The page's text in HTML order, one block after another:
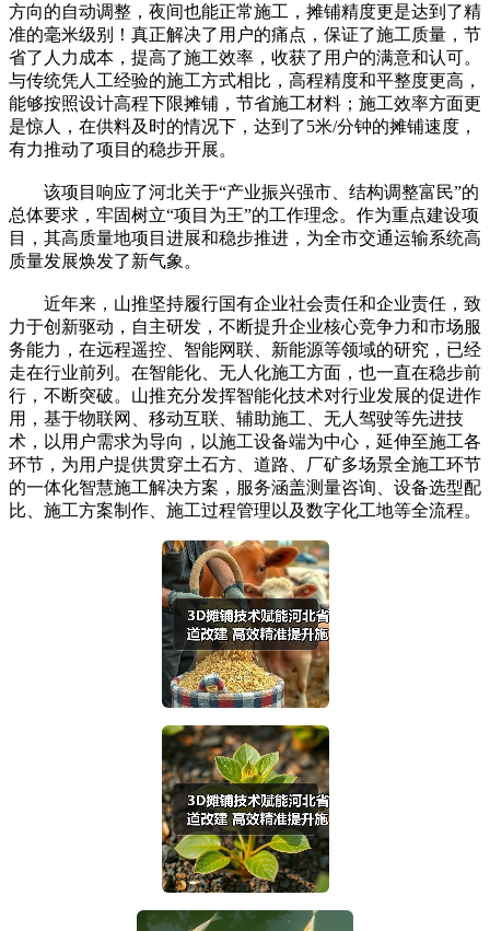
方向的自动调整，夜间也能正常施工，摊铺精度更是达到了精
准的毫米级别！真正解决了用户的痛点，保证了施工质量，节
省了人力成本，提高了施工效率，收获了用户的满意和认可。
与传统凭人工经验的施工方式相比，高程精度和平整度更高，
能够按照设计高程下限摊铺，节省施工材料；施工效率方面更
是惊人，在供料及时的情况下，达到了5米/分钟的摊铺速度，
有力推动了项目的稳步开展。
该项目响应了河北关于“产业振兴强市、结构调整富民”的
总体要求，牢固树立“项目为王”的工作理念。作为重点建设项
目，其高质量地项目进展和稳步推进，为全市交通运输系统高
质量发展焕发了新气象。
近年来，山推坚持履行国有企业社会责任和企业责任，致
力于创新驱动，自主研发，不断提升企业核心竞争力和市场服
务能力，在远程遥控、智能网联、新能源等领域的研究，已经
走在行业前列。在智能化、无人化施工方面，也一直在稳步前
行，不断突破。山推充分发挥智能化技术对行业发展的促进作
用，基于物联网、移动互联、辅助施工、无人驾驶等先进技
术，以用户需求为导向，以施工设备端为中心，延伸至施工各
环节，为用户提供贯穿土石方、道路、厂矿多场景全施工环节
的一体化智慧施工解决方案，服务涵盖测量咨询、设备选型配
比、施工方案制作、施工过程管理以及数字化工地等全流程。